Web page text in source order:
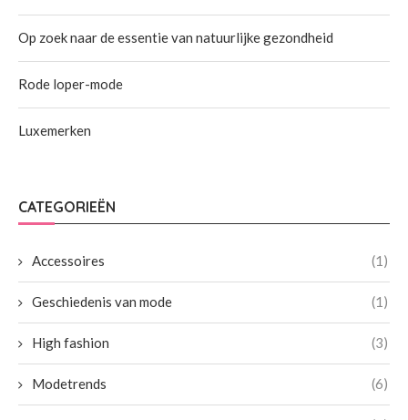
Op zoek naar de essentie van natuurlijke gezondheid
Rode loper-mode
Luxemerken
CATEGORIEËN
Accessoires (1)
Geschiedenis van mode (1)
High fashion (3)
Modetrends (6)